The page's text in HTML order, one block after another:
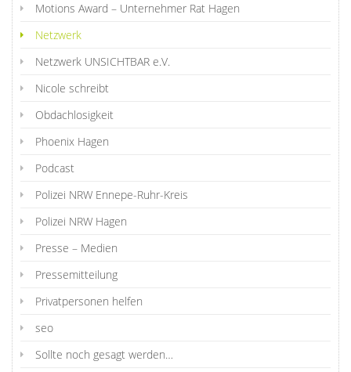
Motions Award – Unternehmer Rat Hagen
Netzwerk
Netzwerk UNSICHTBAR e.V.
Nicole schreibt
Obdachlosigkeit
Phoenix Hagen
Podcast
Polizei NRW Ennepe-Ruhr-Kreis
Polizei NRW Hagen
Presse – Medien
Pressemitteilung
Privatpersonen helfen
seo
Sollte noch gesagt werden…